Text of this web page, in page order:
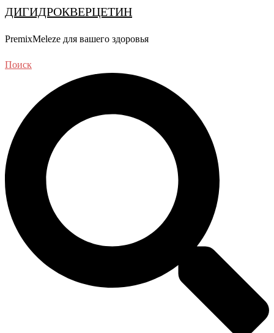
ДИГИДРОКВЕРЦЕТИН
PremixMeleze для вашего здоровья
Поиск